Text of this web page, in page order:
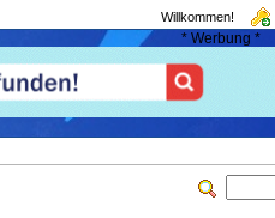
Willkommen!
* Werbung *